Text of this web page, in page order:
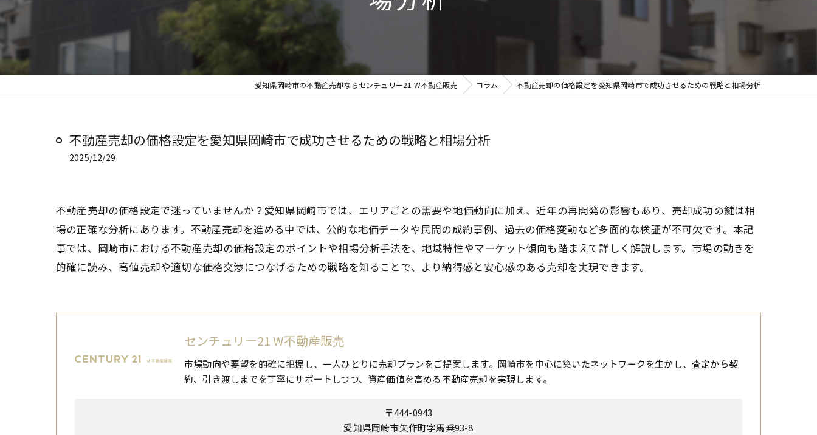
愛知県岡崎市の不動産売却ならセンチュリー21 W不動産販売 コラム 不動産売却の価格設定を愛知県岡崎市で成功させるための戦略と相場分析
不動産売却の価格設定を愛知県岡崎市で成功させるための戦略と相場分析
2025/12/29
不動産売却の価格設定で迷っていませんか？愛知県岡崎市では、エリアごとの需要や地価動向に加え、近年の再開発の影響もあり、売却成功の鍵は相
場の正確な分析にあります。不動産売却を進める中では、公的な地価データや民間の成約事例、過去の価格変動など多面的な検証が不可欠です。本記
事では、岡崎市における不動産売却の価格設定のポイントや相場分析手法を、地域特性やマーケット傾向も踏まえて詳しく解説します。市場の動きを
的確に読み、高値売却や適切な価格交渉につなげるための戦略を知ることで、より納得感と安心感のある売却を実現できます。
センチュリー21 W不動産販売
市場動向や要望を的確に把握し、一人ひとりに売却プランをご提案します。岡崎市を中心に築いたネットワークを生かし、査定から契
約、引き渡しまでを丁寧にサポートしつつ、資産価値を高める不動産売却を実現します。
〒444-0943
愛知県岡崎市矢作町字馬乗93-8